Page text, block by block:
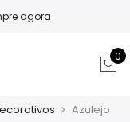
agora
0
Azulejo